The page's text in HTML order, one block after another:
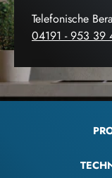
Telefonische
04191 - 953 39